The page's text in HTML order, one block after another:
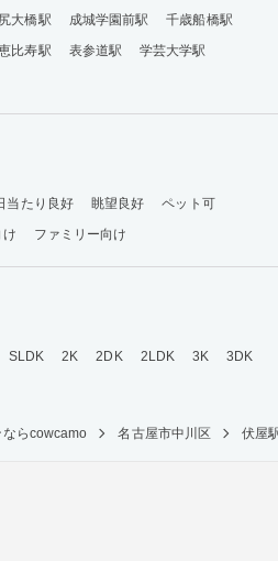
大橋駅 成城学園前駅
千歳船橋駅
比寿駅 表参道駅
学芸大学駅
当たり良好 眺望良好
ペット可
ファミリー向け
SLDK 2K 2DK 2LDK 3K
3DK
らcowcamo 名古屋市中川区 伏屋